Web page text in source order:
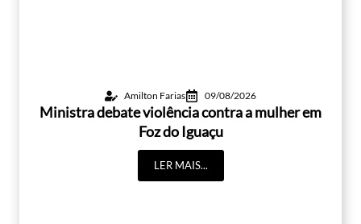
Amilton Farias 09/08/2026
Ministra debate violência contra a mulher em
Foz do Iguaçu
LER MAIS...